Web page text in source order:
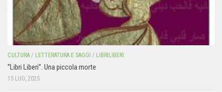
CULTURA / LETTERATURA E SAGGI / LIBRILIBERI
“Libri Liberi”. Una piccola morte
15 LUG, 2025